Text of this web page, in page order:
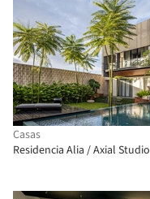
Casas
Residencia Alia / Axial Studio